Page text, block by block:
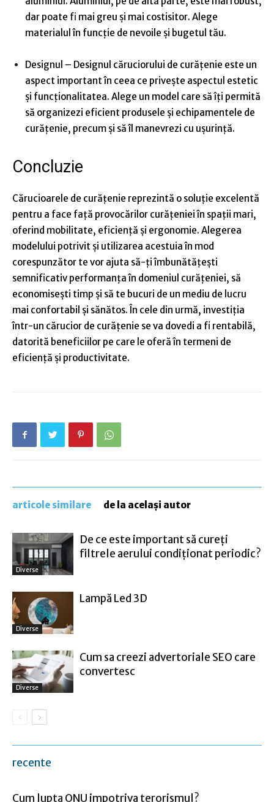
dar poate fi mai greu și mai costisitor. Alege
materialul în funcție de nevoile și bugetul tău.
Designul – Designul căruciorului de curățenie este un
aspect important în ceea ce privește aspectul estetic
și funcționalitatea. Alege un model care să îți permită
să organizezi eficient produsele și echipamentele de
curățenie, precum și să îl manevrezi cu ușurință.
Concluzie
Cărucioarele de curățenie reprezintă o soluție excelentă
pentru a face față provocărilor curățeniei în spații mari,
oferind mobilitate, eficiență și ergonomie. Alegerea
modelului potrivit și utilizarea acestuia în mod
corespunzător te vor ajuta să-ți îmbunătățești
semnificativ performanța în domeniul curățeniei, să
economisești timp și să te bucuri de un mediu de lucru
mai confortabil și sănătos. În cele din urmă, investiția
într-un cărucior de curățenie se va dovedi a fi rentabilă,
datorită beneficiilor pe care le oferă în termeni de
eficiență și productivitate.
articole similare de la același autor
Diverse
De ce este important să cureți
filtrele aerului condiționat periodic?
Diverse
Lampă Led 3D
Diverse
Cum sa creezi advertoriale SEO care
convertesc
recente
Cum lupta ONU impotriva terorismul?